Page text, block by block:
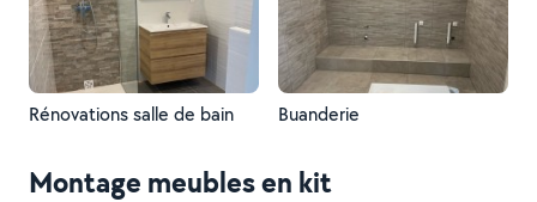
Rénovations salle de bain Buanderie
Montage meubles en kit